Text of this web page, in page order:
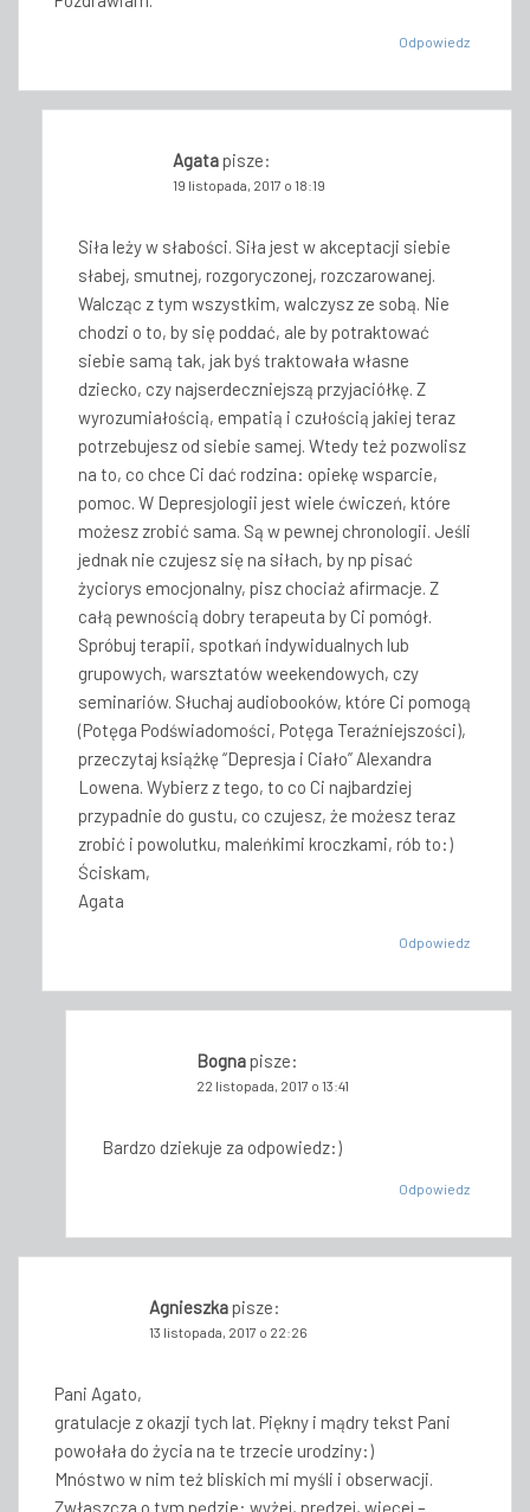
Odpowiedz
Agata pisze:
19 listopada, 2017 o 18:19
Siła leży w słabości. Siła jest w akceptacji siebie
słabej, smutnej, rozgoryczonej, rozczarowanej.
Walcząc z tym wszystkim, walczysz ze sobą. Nie
chodzi o to, by się poddać, ale by potraktować
siebie samą tak, jak byś traktowała własne
dziecko, czy najserdeczniejszą przyjaciółkę. Z
wyrozumiałością, empatią i czułością jakiej teraz
potrzebujesz od siebie samej. Wtedy też pozwolisz
na to, co chce Ci dać rodzina: opiekę wsparcie,
pomoc. W Depresjologii jest wiele ćwiczeń, które
możesz zrobić sama. Są w pewnej chronologii. Jeśli
jednak nie czujesz się na siłach, by np pisać
życiorys emocjonalny, pisz chociaż afirmacje. Z
całą pewnością dobry terapeuta by Ci pomógł.
Spróbuj terapii, spotkań indywidualnych lub
grupowych, warsztatów weekendowych, czy
seminariów. Słuchaj audiobooków, które Ci pomogą
(Potęga Podświadomości, Potęga Teraźniejszości),
przeczytaj książkę “Depresja i Ciało” Alexandra
Lowena. Wybierz z tego, to co Ci najbardziej
przypadnie do gustu, co czujesz, że możesz teraz
zrobić i powolutku, maleńkimi kroczkami, rób to:)
Ściskam,
Agata
Odpowiedz
Bogna pisze:
22 listopada, 2017 o 13:41
Bardzo dziekuje za odpowiedz:)
Odpowiedz
Agnieszka pisze:
13 listopada, 2017 o 22:26
Pani Agato,
gratulacje z okazji tych lat. Piękny i mądry tekst Pani
powołała do życia na te trzecie urodziny:)
Mnóstwo w nim też bliskich mi myśli i obserwacji.
Zwłaszcza o tym pędzie: wyżej, prędzej, więcej –